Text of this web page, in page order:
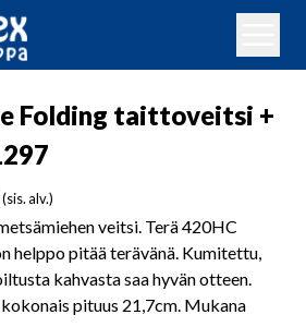
Folding taittoveitsi +
€.
(sis. alv.)
veitsi. Terä 420HC
helppo pitää terävänä. Kumitettu,
kahvasta saa hyvän otteen.
pituus 21,7cm. Mukana